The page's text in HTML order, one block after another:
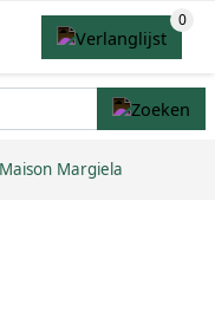
Maison Margiela